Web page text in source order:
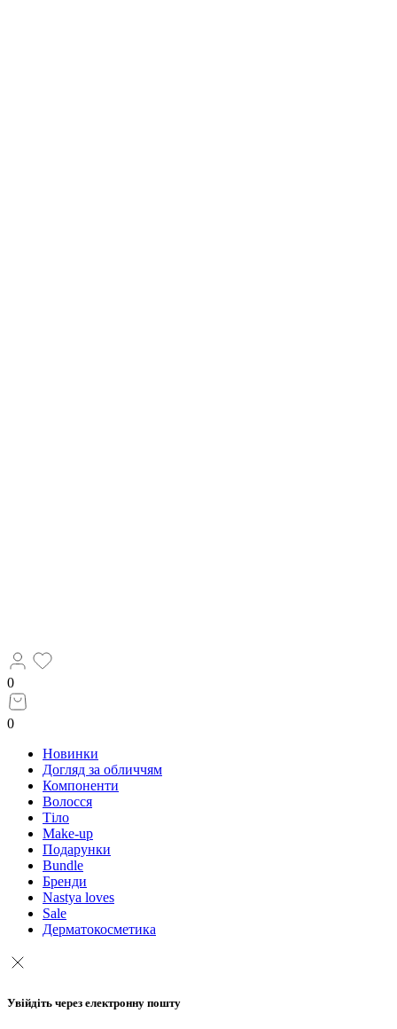
0
0
Новинки
Догляд за обличчям
Компоненти
Волосся
Тіло
Make-up
Подарунки
Bundle
Бренди
Nastya loves
Sale
Дерматокосметика
Увійдіть через електронну пошту